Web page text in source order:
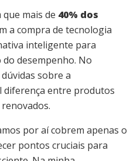
mais de 40% dos
a compra de tecnologia
inteligente para
desempenho. No
sobre a
diferença entre produtos
por aí cobrem apenas o
pontos cruciais para